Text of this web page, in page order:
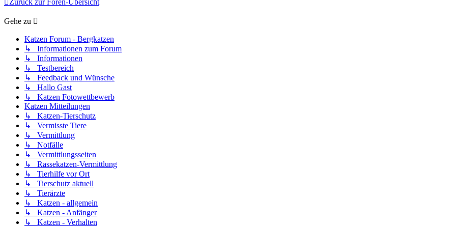
Zurück zur Foren-Übersicht
Gehe zu
Katzen Forum - Bergkatzen
↳ Informationen zum Forum
↳ Informationen
↳ Testbereich
↳ Feedback und Wünsche
↳ Hallo Gast
↳ Katzen Fotowettbewerb
Katzen Mitteilungen
↳ Katzen-Tierschutz
↳ Vermisste Tiere
↳ Vermittlung
↳ Notfälle
↳ Vermittlungsseiten
↳ Rassekatzen-Vermittlung
↳ Tierhilfe vor Ort
↳ Tierschutz aktuell
↳ Tierärzte
↳ Katzen - allgemein
↳ Katzen - Anfänger
↳ Katzen - Verhalten